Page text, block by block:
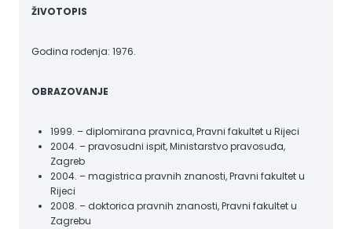
ŽIVOTOPIS
Godina rođenja: 1976.
OBRAZOVANJE
1999. – diplomirana pravnica, Pravni fakultet u Rijeci
2004. – pravosudni ispit, Ministarstvo pravosuđa,
Zagreb
2004. – magistrica pravnih znanosti, Pravni fakultet u
Rijeci
2008. – doktorica pravnih znanosti, Pravni fakultet u
Zagrebu